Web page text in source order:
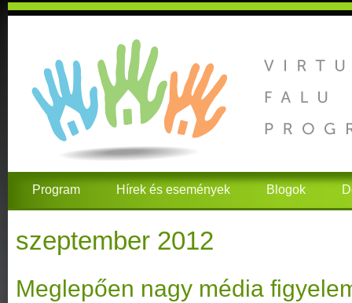
Program Hírek és események Blogok
szeptember 2012
Meglepően nagy média